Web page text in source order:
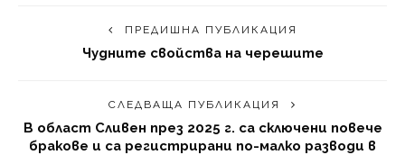
ПРЕДИШНА ПУБЛИКАЦИЯ
Чудните свойства на черешите
СЛЕДВАЩА ПУБЛИКАЦИЯ
В област Сливен през 2025 г. са сключени повече
бракове и са регистрирани по-малко разводи в